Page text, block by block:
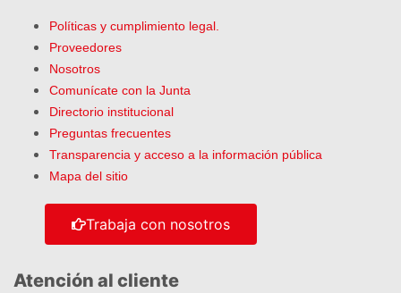
Políticas y cumplimiento legal.
Proveedores
Nosotros
Comunícate con la Junta
Directorio institucional
Preguntas frecuentes
Transparencia y acceso a la información pública
Mapa del sitio
Trabaja con nosotros
Atención al cliente